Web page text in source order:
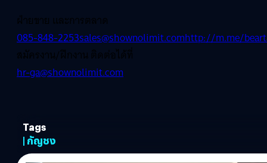
ฝ่ายขาย และการตลาด
085-848-2253sales@shownolimit.comhttp://m.me/
สมัครงาน/ฝึกงาน ติดต่อได้ที่
hr-ga@shownolimit.com
Tags
| กัญชง